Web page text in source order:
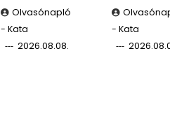
Olvasónapló
- Kata
2026.08.08.
- Kata